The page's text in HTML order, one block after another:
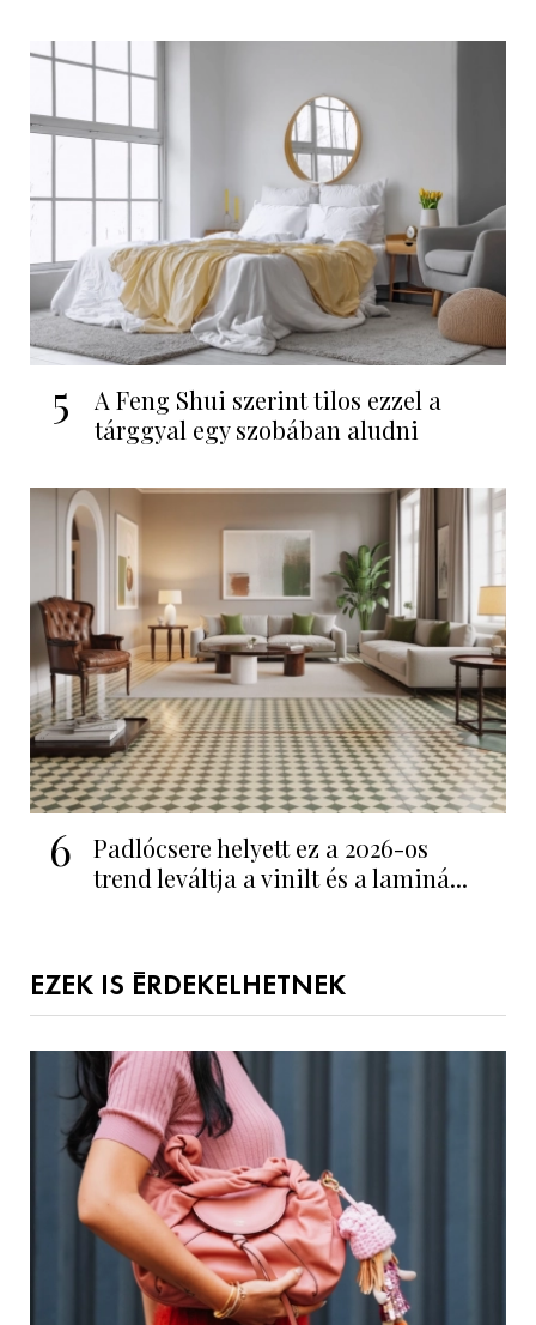
5
A Feng Shui szerint tilos ezzel a
tárggyal egy szobában aludni
6
Padlócsere helyett ez a 2026-os
trend leváltja a vinilt és a laminá...
EZEK IS ÉRDEKELHETNEK